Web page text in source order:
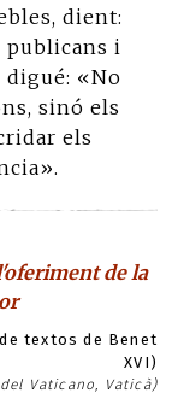
dient:
publicans i
digué: «No
sinó els
els
de la
textos de Benet
XVI)
Vaticano, Vaticà)